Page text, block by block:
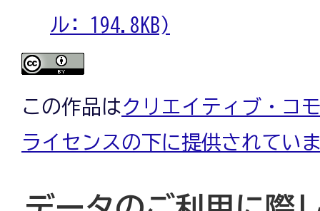
ル: 194.8KB)
この作品はクリエイティブ・コ
ライセンスの下に提供されてい